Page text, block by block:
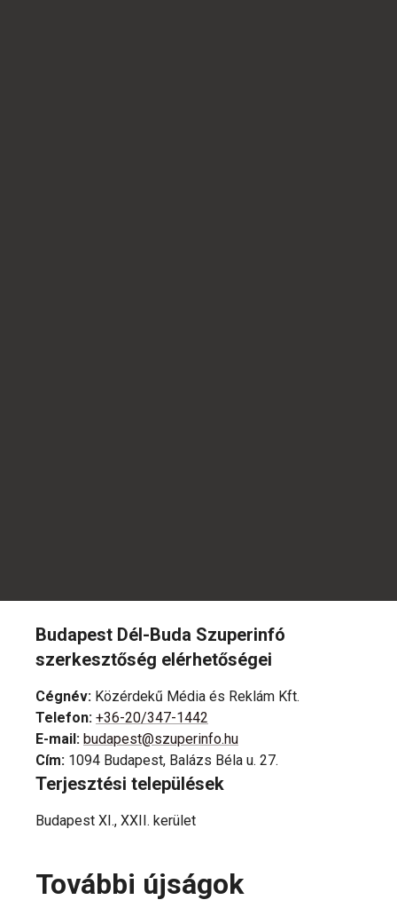
Budapest Dél-Buda Szuperinfó
szerkesztőség elérhetőségei
Cégnév: Közérdekű Média és Reklám Kft.
Telefon: +36-20/347-1442
E-mail: budapest@szuperinfo.hu
Cím: 1094 Budapest, Balázs Béla u. 27.
Terjesztési települések
Budapest XI., XXII. kerület
További újságok